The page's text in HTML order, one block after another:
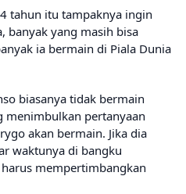
tahun itu tampaknya ingin
banyak yang masih bisa
ia bermain di Piala Dunia
biasanya tidak bermain
menimbulkan pertanyaan
akan bermain. Jika dia
waktunya di bangku
mempertimbangkan